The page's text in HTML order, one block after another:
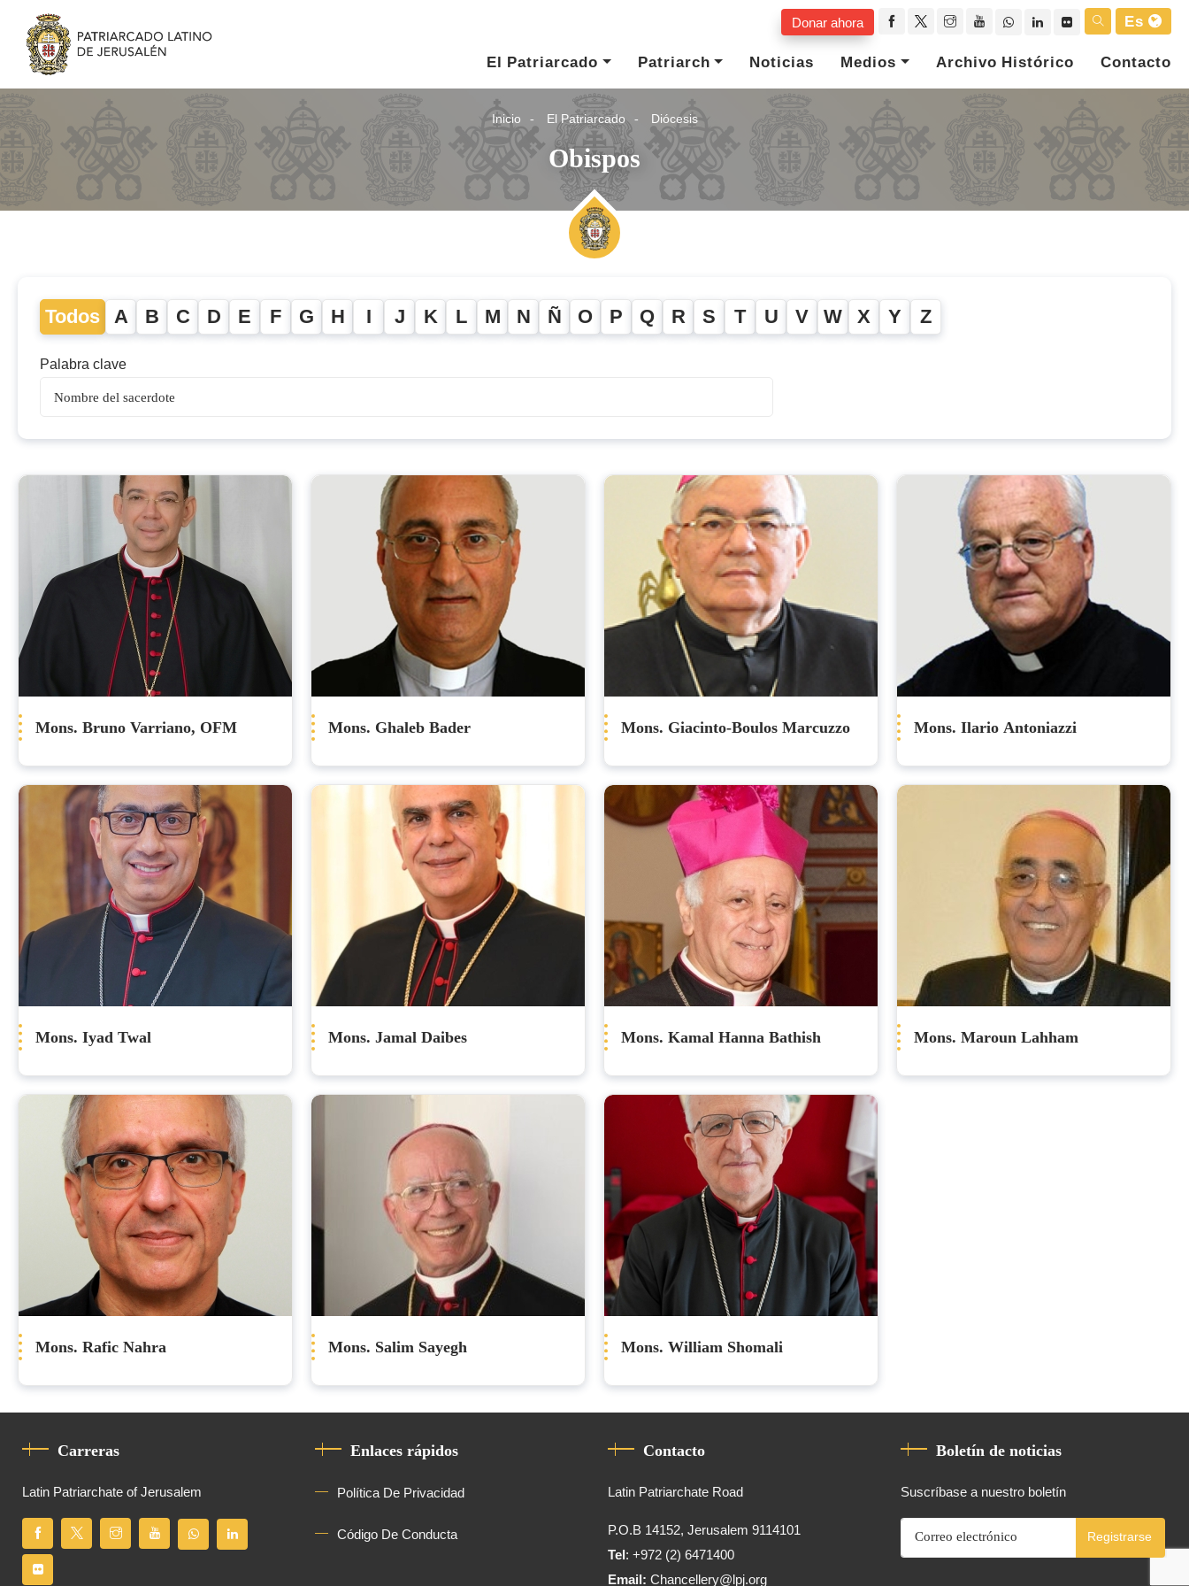
Donar ahora
Es
El Patriarcado
Patriarch Noticias Medios Archivo Histórico Contacto
Inicio El Patriarcado Diócesis
Obispos
Todos A B C D E F G H I J K L M N Ñ O P Q R S T U V W X Y Z
Palabra clave
Obispos
Mons. Bruno Varriano, OFM Mons. Ghaleb Bader Mons. Giacinto-Boulos Marcuzzo Mons. Ilario Antoniazzi
Mons. Iyad Twal Mons. Jamal Daibes Mons. Kamal Hanna Bathish Mons. Maroun Lahham
Mons. Rafic Nahra Mons. Salim Sayegh Mons. William Shomali
Carreras
Latin Patriarchate of Jerusalem
Enlaces rápidos
Política De Privacidad
Código De Conducta
Contacto
Latin Patriarchate Road
P.O.B 14152, Jerusalem 9114101
Tel: +972 (2) 6471400
Email:Chancellery@lpj.org
Boletín de noticias
Suscríbase a nuestro boletín
Registrarse